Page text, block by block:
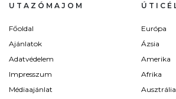
UTAZÓMAJOM
Főoldal
Ajánlatok
Adatvédelem
Impresszum
Médiaajánlat
Európa
Ázsia
Amerika
Afrika
Ausztrália